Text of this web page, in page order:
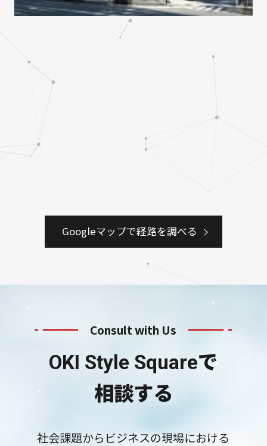
Googleマップで経路を調べる
Consult with Us
OKI Style Squareで
相談する
社会課題からビジネスの現場における